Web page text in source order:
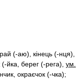
(-аю), кінець (-нця),
йка, берег (-рега), ум.
окраєчок (-чка);